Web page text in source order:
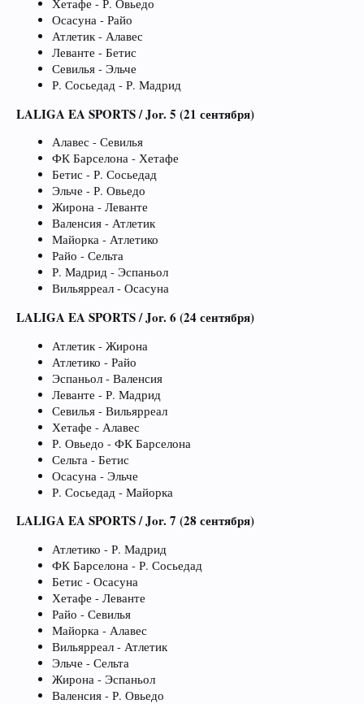
Хетафе - Р. Овьедо
Осасуна - Райо
Атлетик - Алавес
Леванте - Бетис
Севилья - Эльче
Р. Сосьедад - Р. Мадрид
LALIGA EA SPORTS / Jor. 5 (21 сентября)
Алавес - Севилья
ФК Барселона - Хетафе
Бетис - Р. Сосьедад
Эльче - Р. Овьедо
Жирона - Леванте
Валенсия - Атлетик
Майорка - Атлетико
Райо - Сельта
Р. Мадрид - Эспаньол
Вильярреал - Осасуна
LALIGA EA SPORTS / Jor. 6 (24 сентября)
Атлетик - Жирона
Атлетико - Райо
Эспаньол - Валенсия
Леванте - Р. Мадрид
Севилья - Вильярреал
Хетафе - Алавес
Р. Овьедо - ФК Барселона
Сельта - Бетис
Осасуна - Эльче
Р. Сосьедад - Майорка
LALIGA EA SPORTS / Jor. 7 (28 сентября)
Атлетико - Р. Мадрид
ФК Барселона - Р. Сосьедад
Бетис - Осасуна
Хетафе - Леванте
Райо - Севилья
Майорка - Алавес
Вильярреал - Атлетик
Эльче - Сельта
Жирона - Эспаньол
Валенсия - Р. Овьедо